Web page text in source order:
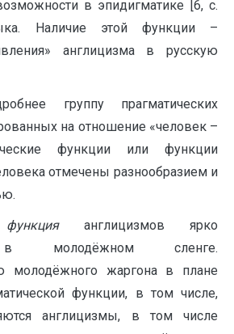
в эпидигматике [6, с.
Наличие этой функции –
англицизма в русскую
группу прагматических
на отношение «человек –
функции или функции
отмечены разнообразием и
англицизмов ярко
в молодёжном сленге.
молодёжного жаргона в плане
функции, в том числе,
англицизмы, в том числе